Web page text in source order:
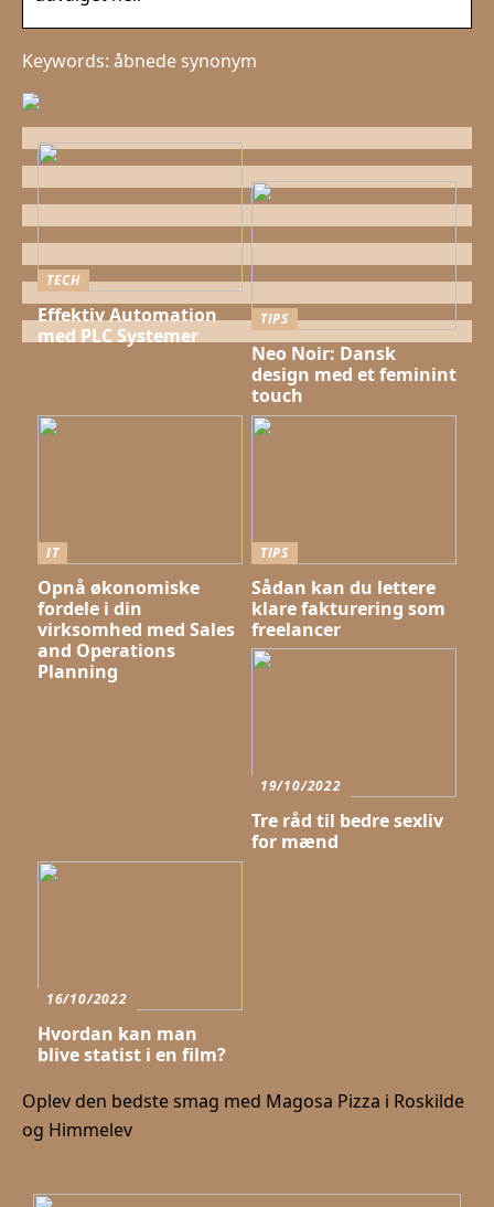
Keywords: åbnede synonym
TECH
Effektiv Automation
med PLC Systemer
TIPS
Neo Noir: Dansk
design med et feminint
touch
IT
Opnå økonomiske
fordele i din
virksomhed med Sales
and Operations
Planning
TIPS
Sådan kan du lettere
klare fakturering som
freelancer
19/10/2022
Tre råd til bedre sexliv
for mænd
16/10/2022
Hvordan kan man
blive statist i en film?
Oplev den bedste smag med Magosa Pizza i Roskilde
og Himmelev